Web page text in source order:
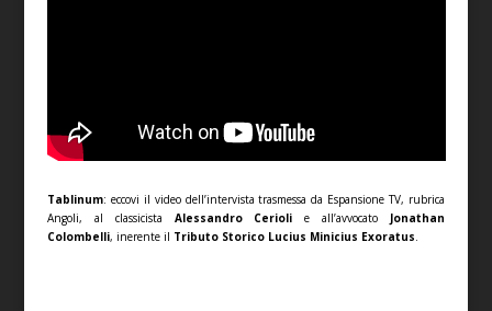
Tablinum: eccovi il video dell’intervista trasmessa da Espansione TV, rubrica
Angoli, al classicista Alessandro Cerioli e all’avvocato Jonathan
Colombelli, inerente il Tributo Storico Lucius Minicius Exoratus.